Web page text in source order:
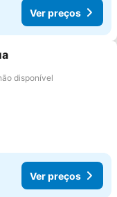
Ver preços
aos favoritos
disponível
Ver preços